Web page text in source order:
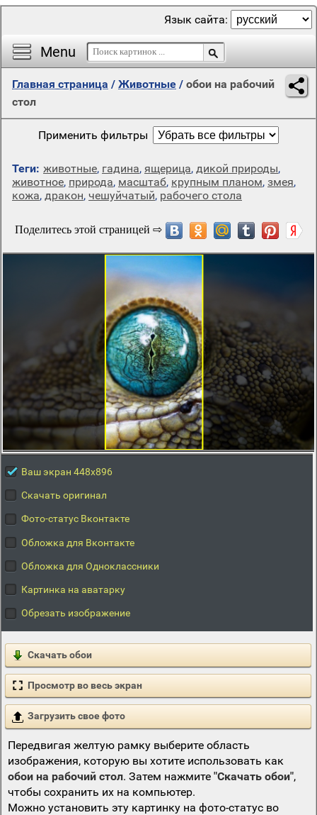
Menu
Язык сайта:
Главная страница / Животные / обои на рабочий
стол
Применить фильтры
Теги: животные, гадина, ящерица, дикой природы,
животное, природа, масштаб, крупным планом, змея,
кожа, дракон, чешуйчатый, рабочего стола
Ваш экран 448x896
Скачать оригинал
Фото-статус Вконтакте
Обложка для Вконтакте
Обложка для Одноклассники
Картинка на аватарку
Обрезать изображение
Скачать обои
Просмотр во весь экран
Загрузить свое фото
Передвигая желтую рамку выберите область
изображения, которую вы хотите использовать как
обои на рабочий стол. Затем нажмите "Скачать обои",
чтобы сохранить их на компьютер.
Можно установить эту картинку на фото-статус во